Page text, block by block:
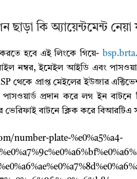
ছাড়া কি অ্যায়েন্টমেন্ট নেয়া
করতে হবে এই লিংকে গিয়ে-
নম্বর, ইমেইল আইডি এবং
থেকে প্রাপ্ত মেইলের ইউজার
প্রদান করে লগ ইন
বাটনে ক্লিক করে বিআরটিএ
number-plate-%e0%a5%a4-